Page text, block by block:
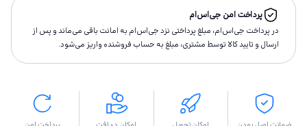
پرداخت امن جی‌اس‌ام
در پرداخت جی‌اس‌ام، مبلغ پرداختى نزد جی‌اس‌ام به امانت باقى مى‌ماند و پس از
ارسال و تاييد كالا توسط مشتری، مبلغ به حساب فروشنده واريز مى‌شود.